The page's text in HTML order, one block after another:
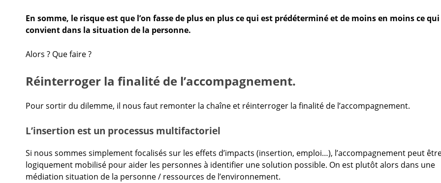
En somme, le risque est que l’on fasse de plus en plus ce qui est prédéterminé et de moins en moins ce qui
convient dans la situation de la personne.
Alors ? Que faire ?
Réinterroger la finalité de l’accompagnement.
Pour sortir du dilemme, il nous faut remonter la chaîne et réinterroger la finalité de l’accompagnement.
L’insertion est un processus multifactoriel
Si nous sommes simplement focalisés sur les effets d’impacts (insertion, emploi…), l’accompagnement peut
logiquement mobilisé pour aider les personnes à identifier une solution possible. On est plutôt alors dans une
médiation situation de la personne / ressources de l’environnement.